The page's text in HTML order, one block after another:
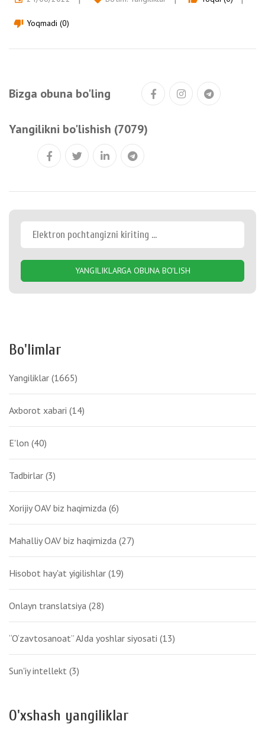
thumb_down Yoqmadi (0)
Bizga obuna bo'ling
Yangilikni bo'lishish (7079)
YANGILIKLARGA OBUNA BO'LISH
Bo'limlar
Yangiliklar (1665)
Axborot xabari (14)
E'lon (40)
Tadbirlar (3)
Xorijiy OAV biz haqimizda (6)
Mahalliy OAV biz haqimizda (27)
Hisobot hay'at yigilishlar (19)
Onlayn translatsiya (28)
“O‘zavtosanoat” AJda yoshlar siyosati (13)
Sun'iy intellekt (3)
O'xshash yangiliklar